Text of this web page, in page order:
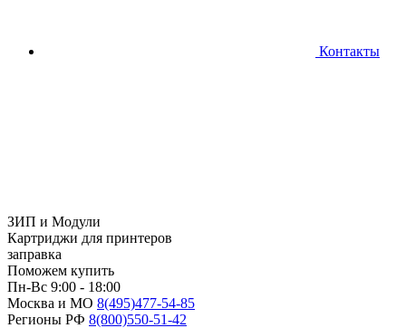
Контакты
ЗИП и Модули
Картриджи для принтеров
заправка
Поможем купить
Пн-Вс 9:00 - 18:00
Москва и МО 8(495)477-54-85
Регионы РФ 8(800)550-51-42